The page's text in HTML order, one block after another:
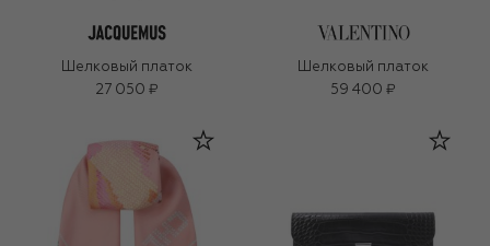
Шелковый платок
27 050 ₽
Шелковый платок
59 400 ₽